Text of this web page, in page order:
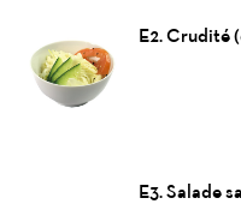
E2. Crudité
E3. Salade